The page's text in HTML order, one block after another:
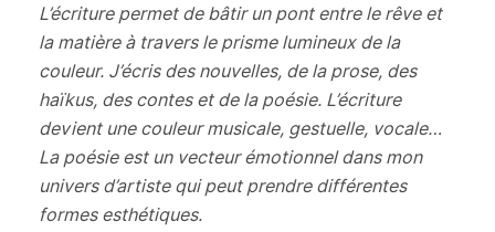
L’écriture permet de bâtir un pont entre le rêve et
la matière à travers le prisme lumineux de la
couleur. J’écris des nouvelles, de la prose, des
haïkus, des contes et de la poésie. L’écriture
devient une couleur musicale, gestuelle, vocale…
La poésie est un vecteur émotionnel dans mon
univers d’artiste qui peut prendre différentes
formes esthétiques.